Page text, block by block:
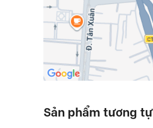
Sản phẩm tương tự